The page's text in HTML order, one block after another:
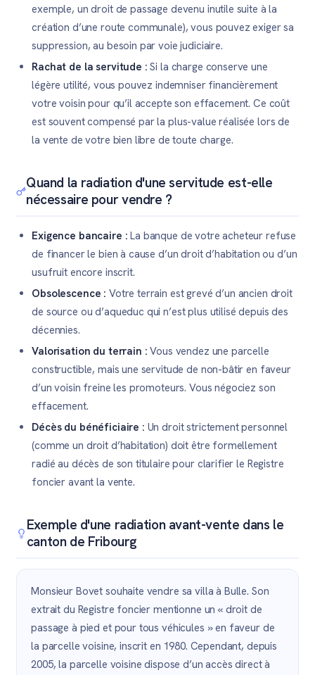
exemple, un droit de passage devenu inutile suite à la
création d’une route communale), vous pouvez exiger sa
suppression, au besoin par voie judiciaire.
Rachat de la servitude : Si la charge conserve une
légère utilité, vous pouvez indemniser financièrement
votre voisin pour qu’il accepte son effacement. Ce coût
est souvent compensé par la plus-value réalisée lors de
la vente de votre bien libre de toute charge.
Quand la radiation d'une servitude est-elle
nécessaire pour vendre ?
Exigence bancaire : La banque de votre acheteur refuse
de financer le bien à cause d’un droit d’habitation ou d’un
usufruit encore inscrit.
Obsolescence : Votre terrain est grevé d’un ancien droit
de source ou d’aqueduc qui n’est plus utilisé depuis des
décennies.
Valorisation du terrain : Vous vendez une parcelle
constructible, mais une servitude de non-bâtir en faveur
d’un voisin freine les promoteurs. Vous négociez son
effacement.
Décès du bénéficiaire : Un droit strictement personnel
(comme un droit d’habitation) doit être formellement
radié au décès de son titulaire pour clarifier le Registre
foncier avant la vente.
Exemple d'une radiation avant-vente dans le
canton de Fribourg
Monsieur Bovet souhaite vendre sa villa à Bulle. Son
extrait du Registre foncier mentionne un « droit de
passage à pied et pour tous véhicules » en faveur de
la parcelle voisine, inscrit en 1980. Cependant, depuis
2005, la parcelle voisine dispose d’un accès direct à